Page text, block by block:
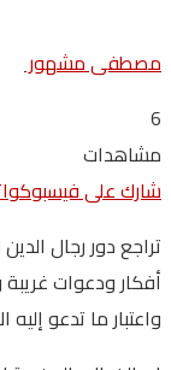
مصطفى مشهور
6
مشاهدات
شارك على فيسبوك
تراجع دور رجال
أفكار ودعوات
واعتبار ما تدعو